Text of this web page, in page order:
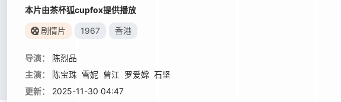
本片由茶杯狐cupfox提供播放
剧情片 1967 香港
导演：
陈烈品
主演：
陈宝珠 雪妮 曾江 罗爱嫦 石坚
更新：
2025-11-30 04:47